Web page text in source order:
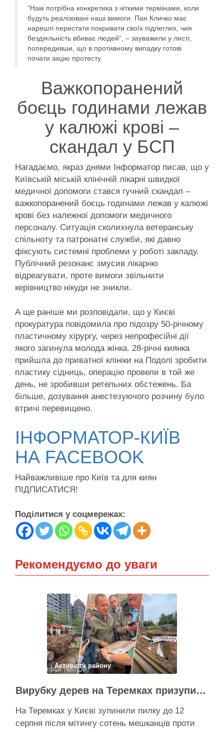
“Нам потрібна конкретика з чіткими термінами, коли
будуть реалізовані наші вимоги. Пан Кличко має
нарешті перестати покривати своїх підлеглих, чия
бездіяльність вбиває людей”, – зауважили у листі,
попередивши, що в противному випадку готові
почати акцію протесту.
Важкопоранений
боєць годинами лежав
у калюжі крові –
скандал у БСП
Нагадаємо, якраз днями Інформатор писав, що у
Київській міській клінічній лікарні швидкої
медичної допомоги стався гучний скандал –
важкопоранений боєць годинами лежав у калюжі
крові без належної допомоги медичного
персоналу. Ситуація сколихнула ветеранську
спільноту та патронатні служби, які давно
фіксують системні проблеми у роботі закладу.
Публічний резонанс змусив лікарню
відреагувати, проте вимоги звільнити
керівництво нікуди не зникли.
А ще раніше ми розповідали, що у Києві
прокуратура повідомила про підозру 50-річному
пластичному хірургу, через непрофесійні дії
якого загинула молода жінка. 28-річні киянка
прийшла до приватної клініки на Подолі зробити
пластику сідниць, операцію провели в той же
день, не зробивши ретельних обстежень. Ба
більше, дозування анестезуючого розчину було
втричі перевищено.
ІНФОРМАТОР-КИЇВ
НА FACEBOOK
Найважливіше про Київ та для киян
ПІДПИСАТИСЯ!
Поділитися у соцмережах:
Рекомендуємо до уваги
Активісти району
Вирубку дерев на Теремках призупинили після приїзду заступника Кличка – почався діалог
На Теремках у Києві зупинили пилку до 12
серпня після мітингу сотень мешканців проти